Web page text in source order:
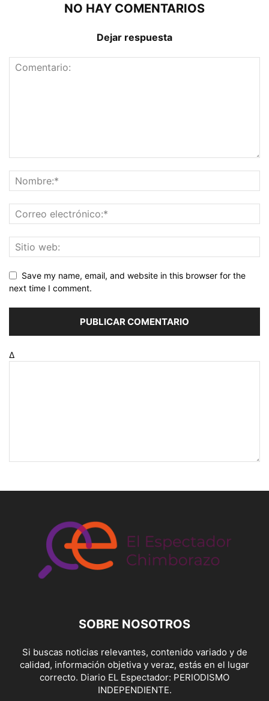
NO HAY COMENTARIOS
Dejar respuesta
Save my name, email, and website in this browser for the
next time I comment.
Δ
SOBRE NOSOTROS
Si buscas noticias relevantes, contenido variado y de
calidad, información objetiva y veraz, estás en el lugar
correcto. Diario EL Espectador: PERIODISMO
INDEPENDIENTE.